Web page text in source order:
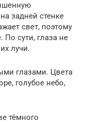
задней стенке
свет, поэтому
По сути, глаза не
лучи.
глазами. Цвета
голубое небо,
тёмного